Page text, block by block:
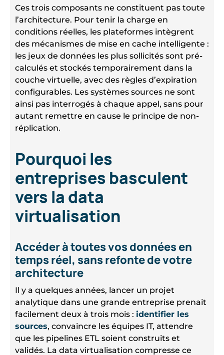
Ces trois composants ne constituent pas toute
l’architecture. Pour tenir la charge en
conditions réelles, les plateformes intègrent
des mécanismes de mise en cache intelligente :
les jeux de données les plus sollicités sont pré-
calculés et stockés temporairement dans la
couche virtuelle, avec des règles d’expiration
configurables. Les systèmes sources ne sont
ainsi pas interrogés à chaque appel, sans pour
autant remettre en cause le principe de non-
réplication.
Pourquoi les
entreprises basculent
vers la data
virtualisation
Accéder à toutes vos données en
temps réel, sans refonte de votre
architecture
Il y a quelques années, lancer un projet
analytique dans une grande entreprise prenait
facilement deux à trois mois : identifier les
sources, convaincre les équipes IT, attendre
que les pipelines ETL soient construits et
validés. La data virtualisation compresse ce